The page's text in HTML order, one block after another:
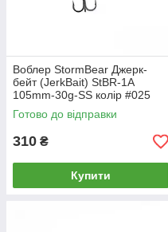
Воблер StormBear Джерк-
бейт (JerkBait) StBR-1A
105mm-30g-SS колір #025
Готово до відправки
310 ₴
Купити